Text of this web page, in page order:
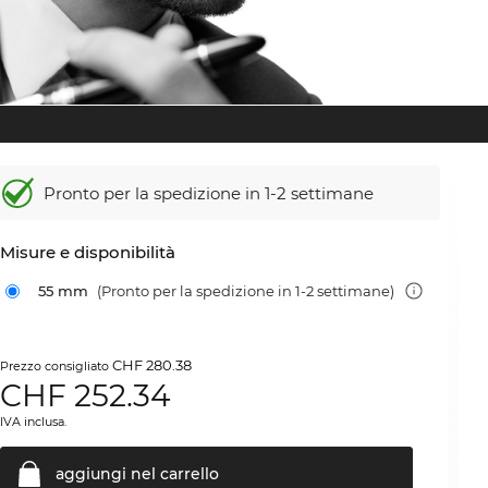
Pronto per la spedizione in 1-2 settimane
Misure e disponibilità
55 mm (Pronto per la spedizione in 1-2 settimane)
Prezzo consigliatoCHF 280.38
CHF252.34
IVA inclusa.
aggiungi nel carrello